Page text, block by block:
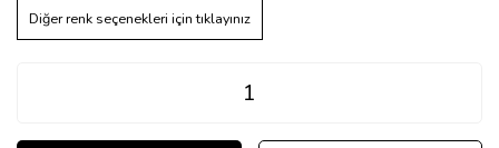
Diğer renk seçenekleri için tıklayınız